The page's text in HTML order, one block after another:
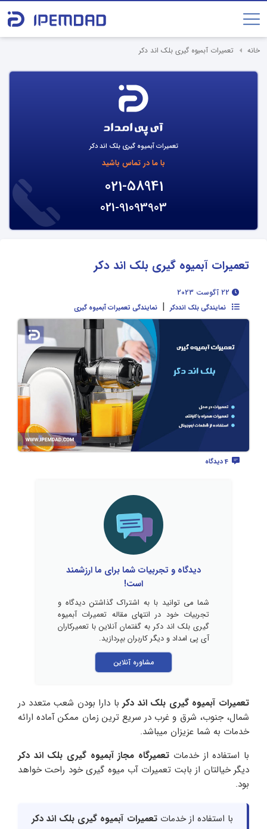
خانه تعمیرات آبمیوه گیری بلک اند دکر
تعمیرات آبمیوه گیری بلک اند دکر
با ما در تماس باشید
021-58941
021-91093903
تعمیرات آبمیوه گیری بلک اند دکر
نمایندگی بلک انددکر | نمایندگی تعمیرات آبمیوه گیری
دیدگاه و تجربیات شما برای ما ارزشمند
است!
شما می توانید با به اشتراک گذاشتن دیدگاه و
تجربیات خود در انتهای مقاله تعمیرات آبمیوه
گیری بلک اند دکر به گفتمان آنلاین با تعمیرکاران
آی پی امداد و دیگر کاربران بپردازید.
مشاوره آنلاین
تعمیرات آبمیوه گیری بلک اند دکر با دارا بودن شعب متعدد در
شمال، جنوب، شرق و غرب در سریع ترین زمان ممکن آماده ارائه
خدمات به شما عزیزان میباشد.
با استفاده از خدمات تعمیرگاه مجاز آبمیوه گیری بلک اند دکر
دیگر خیالتان از بابت تعمیرات آب میوه گیری خود راحت خواهد
بود.
با استفاده از خدماتتعمیرات آبمیوه گیری بلک اند دکر